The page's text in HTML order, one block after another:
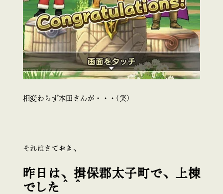
相変わらず本田さんが・・・(笑)
それはさておき、
昨日は、揖保郡太子町で、上棟
でした＾＾